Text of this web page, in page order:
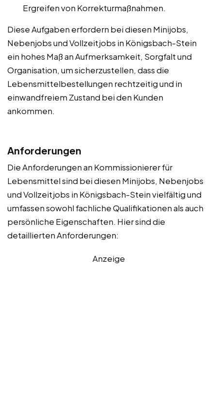
Ergreifen von Korrekturmaßnahmen.
Diese Aufgaben erfordern bei diesen Minijobs,
Nebenjobs und Vollzeitjobs in Königsbach-Stein
ein hohes Maß an Aufmerksamkeit, Sorgfalt und
Organisation, um sicherzustellen, dass die
Lebensmittelbestellungen rechtzeitig und in
einwandfreiem Zustand bei den Kunden
ankommen.
Anforderungen
Die Anforderungen an Kommissionierer für
Lebensmittel sind bei diesen Minijobs, Nebenjobs
und Vollzeitjobs in Königsbach-Stein vielfältig und
umfassen sowohl fachliche Qualifikationen als auch
persönliche Eigenschaften. Hier sind die
detaillierten Anforderungen:
Anzeige